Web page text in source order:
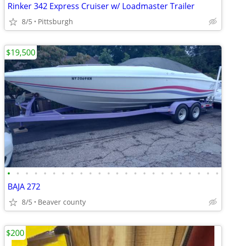
Rinker 342 Express Cruiser w/ Loadmaster Trailer
8/5 Pittsburgh
• • • • • • • • • • • • • • • • • • • • • • • •
BAJA 272
8/5 Beaver county
$19,500
$200